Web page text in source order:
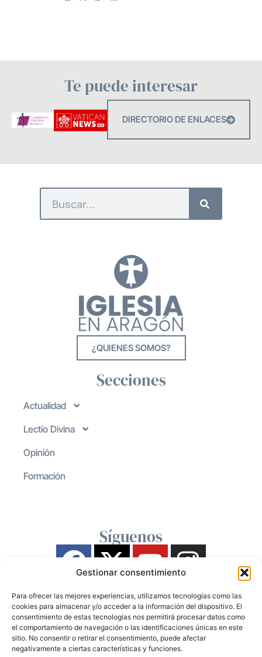
Gestionar consentimiento
Para ofrecer las mejores experiencias, utilizamos tecnologías como las
cookies para almacenar y/o acceder a la información del dispositivo. El
consentimiento de estas tecnologías nos permitirá procesar datos como
el comportamiento de navegación o las identificaciones únicas en este
sitio. No consentir o retirar el consentimiento, puede afectar
negativamente a ciertas características y funciones.
Te puede interesar
DIRECTORIO DE ENLACES
¿QUIENES SOMOS?
Secciones
Actualidad
Lectio Divina
Opinión
Formación
Síguenos